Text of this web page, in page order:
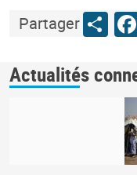
Partager
Actualités